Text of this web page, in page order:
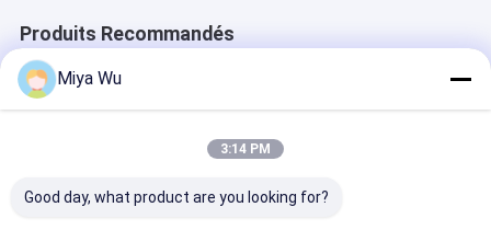
Produits Recommandés
Miya Wu
3:14 PM
Good day, what product are you looking for?